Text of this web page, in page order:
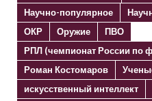
Научно-популярное
ОКР
Оружие
ПВО
РПЛ (чемпионат России по
Роман Костомаров
искусственный интеллект